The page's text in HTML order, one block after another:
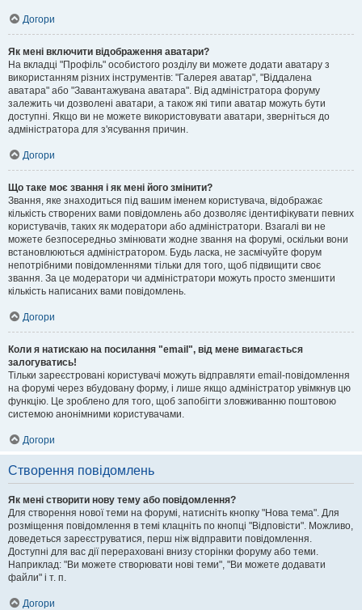
Догори
Як мені включити відображення аватари?
На вкладці "Профіль" особистого розділу ви можете додати аватару з
використанням різних інструментів: "Галерея аватар", "Віддалена
аватара" або "Завантажувана аватара". Від адміністратора форуму
залежить чи дозволені аватари, а також які типи аватар можуть бути
доступні. Якщо ви не можете використовувати аватари, зверніться до
адміністратора для з'ясування причин.
Догори
Що таке моє звання і як мені його змінити?
Звання, яке знаходиться під вашим іменем користувача, відображає
кількість створених вами повідомлень або дозволяє ідентифікувати певних
користувачів, таких як модератори або адміністратори. Взагалі ви не
можете безпосередньо змінювати жодне звання на форумі, оскільки вони
встановлюються адміністратором. Будь ласка, не засмічуйте форум
непотрібними повідомленнями тільки для того, щоб підвищити своє
звання. За це модератори чи адміністратори можуть просто зменшити
кількість написаних вами повідомлень.
Догори
Коли я натискаю на посилання "email", від мене вимагається
залогуватись!
Тільки зареєстровані користувачі можуть відправляти email-повідомлення
на форумі через вбудовану форму, і лише якщо адміністратор увімкнув цю
функцію. Це зроблено для того, щоб запобігти зловживанню поштовою
системою анонімними користувачами.
Догори
Створення повідомлень
Як мені створити нову тему або повідомлення?
Для створення нової теми на форумі, натисніть кнопку "Нова тема". Для
розміщення повідомлення в темі клацніть по кнопці "Відповісти". Можливо,
доведеться зареєструватися, перш ніж відправити повідомлення.
Доступні для вас дії перераховані внизу сторінки форуму або теми.
Наприклад: "Ви можете створювати нові теми", "Ви можете додавати
файли" і т. п.
Догори